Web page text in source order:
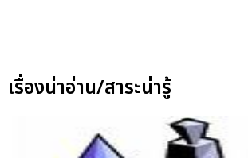
เรื่องน่าอ่าน/สาระน่ารู้